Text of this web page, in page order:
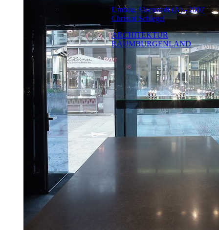
Umbau, Eisenstadt (A) - 2007
Christof Schlegel
ARCHITEKTUR
RAUMBURGENLAND